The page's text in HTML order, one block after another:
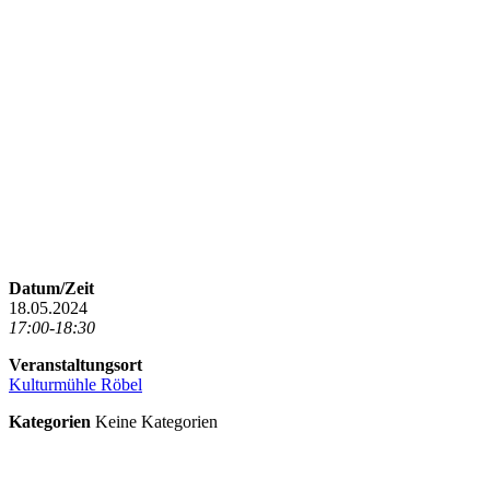
Datum/Zeit
18.05.2024
17:00-18:30
Veranstaltungsort
Kulturmühle Röbel
Kategorien Keine Kategorien